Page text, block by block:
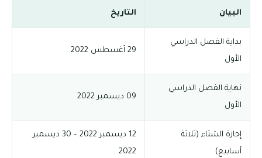
البيان التاريخ
بداية الفصل الدراسي
الأول
29 أغسطس 2022
نهاية الفصل الدراسي
الأول
09 ديسمبر 2022
إجازة الشتاء (ثلاثة
أسابيع)
12 ديسمبر 2022 – 30 ديسمبر
2022